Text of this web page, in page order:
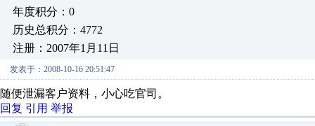
年度积分：0
历史总积分：4772
注册：2007年1月11日
发表于：2008-10-16 20:51:47
随便泄漏客户资料，小心吃官司。
回复 引用 举报